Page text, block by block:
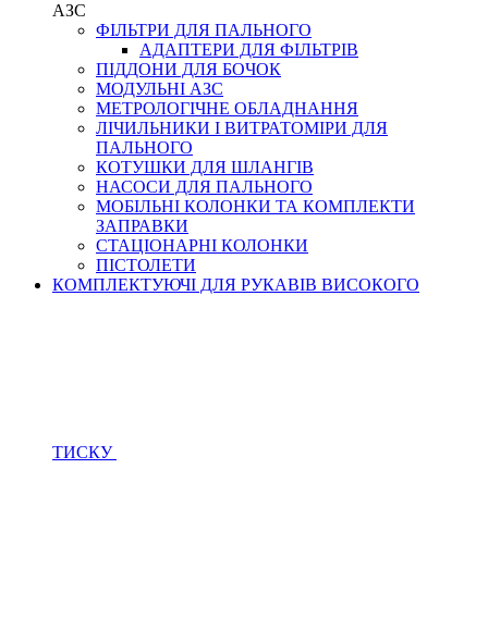
АЗС
ФІЛЬТРИ ДЛЯ ПАЛЬНОГО
АДАПТЕРИ ДЛЯ ФІЛЬТРІВ
ПІДДОНИ ДЛЯ БОЧОК
МОДУЛЬНІ АЗС
МЕТРОЛОГІЧНЕ ОБЛАДНАННЯ
ЛІЧИЛЬНИКИ І ВИТРАТОМІРИ ДЛЯ
ПАЛЬНОГО
КОТУШКИ ДЛЯ ШЛАНГІВ
НАСОСИ ДЛЯ ПАЛЬНОГО
МОБІЛЬНІ КОЛОНКИ ТА КОМПЛЕКТИ
ЗАПРАВКИ
СТАЦІОНАРНІ КОЛОНКИ
ПІСТОЛЕТИ
КОМПЛЕКТУЮЧІ ДЛЯ РУКАВІВ ВИСОКОГО
ТИСКУ